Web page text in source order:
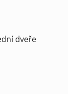
dveře